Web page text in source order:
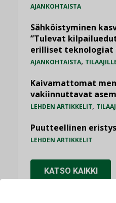
AJANKOHTAISTA
Sähköistyminen
”Tulevat
erilliset teknologiat
AJANKOHTAISTA,
Kaivamattomat
vakiinnuttavat
LEHDEN ARTIKKELIT,
Puutteellinen
LEHDEN ARTIKKELIT
KATSO KAIKKI